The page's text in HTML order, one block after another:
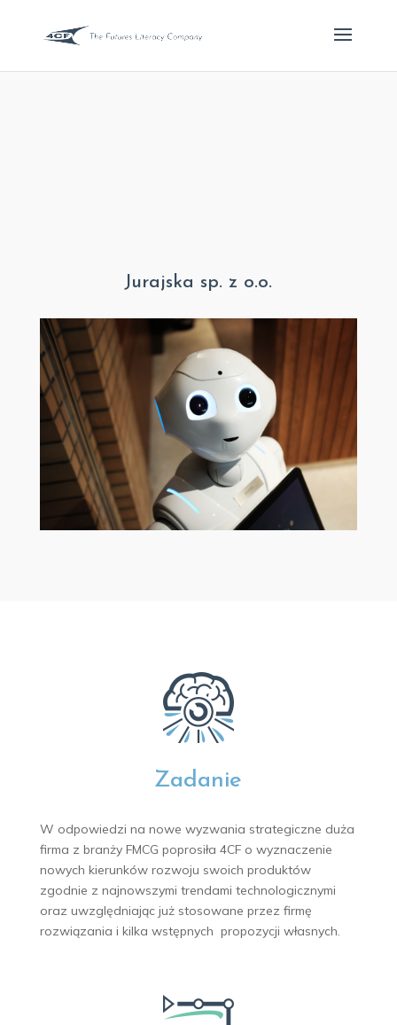
Jurajska sp. z o.o.
Zadanie
W odpowiedzi na nowe wyzwania strategiczne duża
firma z branży FMCG poprosiła 4CF o wyznaczenie
nowych kierunków rozwoju swoich produktów
zgodnie z najnowszymi trendami technologicznymi
oraz uwzględniając już stosowane przez firmę
rozwiązania i kilka wstępnych propozycji własnych.